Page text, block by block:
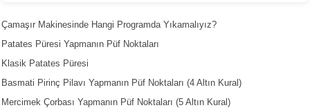
Çamaşır Makinesinde Hangi Programda Yıkamalıyız?
Patates Püresi Yapmanın Püf Noktaları
Klasik Patates Püresi
Basmati Pirinç Pilavı Yapmanın Püf Noktaları (4 Altın Kural)
Mercimek Çorbası Yapmanın Püf Noktaları (5 Altın Kural)